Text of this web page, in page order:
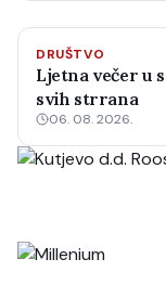
DRUŠTVO
Ljetna večer u
svih strrana
06. 08. 2026.